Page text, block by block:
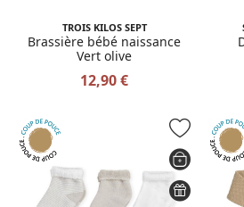
TROIS KILOS SEPT
Brassière bébé naissance
Vert olive
12,90 €